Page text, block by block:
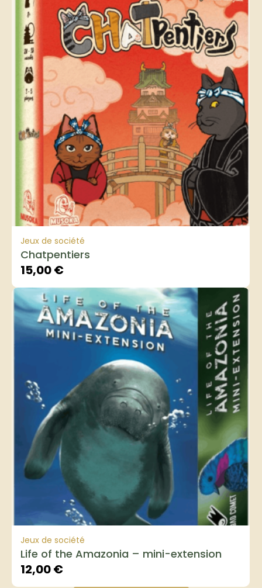
Jeux de société
Chatpentiers
15,00€
Jeux de société
Life of the Amazonia – mini-extension
12,00€